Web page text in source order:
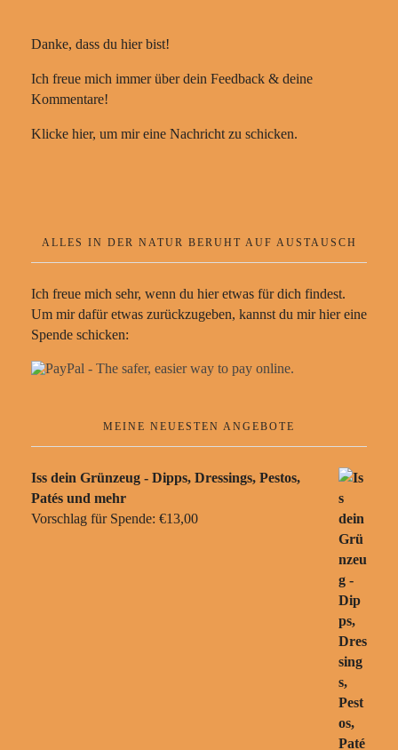
Danke, dass du hier bist!
Ich freue mich immer über dein Feedback & deine
Kommentare!
Klicke hier, um mir eine Nachricht zu schicken.
ALLES IN DER NATUR BERUHT AUF AUSTAUSCH
Ich freue mich sehr, wenn du hier etwas für dich findest.
Um mir dafür etwas zurückzugeben, kannst du mir hier eine
Spende schicken:
MEINE NEUESTEN ANGEBOTE
Iss dein Grünzeug - Dipps, Dressings, Pestos,
Patés und mehr
Vorschlag für Spende: €13,00